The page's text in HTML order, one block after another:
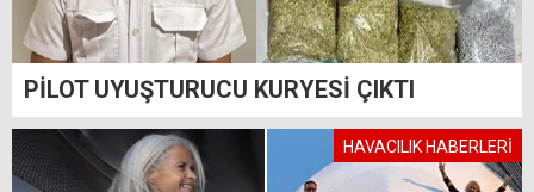
PİLOT UYUŞTURUCU KURYESİ ÇIKTI
HAVACILIK HABERLERİ